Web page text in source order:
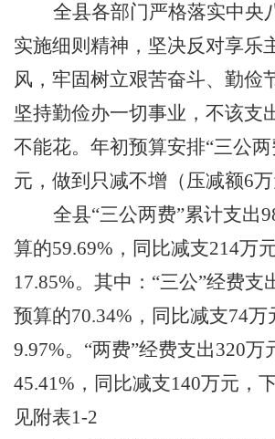
全县各部门严格落实中央
实施细则精神，坚决反对享乐
风，牢固树立艰苦奋斗、勤俭
坚持勤俭办一切事业，不该支
不能花。 年初预算安排“三公两
元，做到只减不增（压减额6万
全县“三公两费”累计支出
算的59.69% ， 同比减支214万
17.85%。其中： “三公”经费支
预算的70.34% ，同比减支74万
9.97%。 “两费”经费支出320万
45.41% ，同比减支140万元，
见附表1-2